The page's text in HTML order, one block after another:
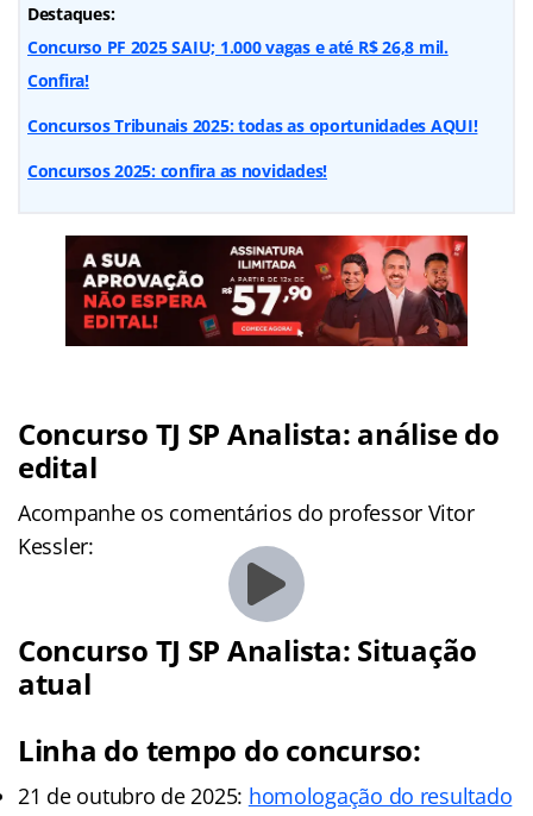
Destaques:
Concurso PF 2025 SAIU; 1.000 vagas e até R$ 26,8 mil.
Confira!
Concursos Tribunais 2025: todas as oportunidades AQUI!
Concursos 2025: confira as novidades!
Concurso TJ SP Analista: análise do
edital
Acompanhe os comentários do professor Vitor
Kessler:
Concurso TJ SP Analista: Situação
atual
Linha do tempo do concurso:
21 de outubro de 2025: homologação do resultado